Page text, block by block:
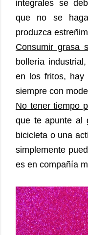
integrales se
que no se
produzca
Consumir grasa
bollería
en los fritos, hay
siempre con
No tener tiempo
que te apunte al
bicicleta o una
simplemente
es en compañía